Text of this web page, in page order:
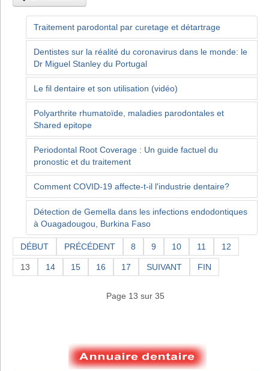
Traitement parodontal par curetage et détartrage
Dentistes sur la réalité du coronavirus dans le monde: le
Dr Miguel Stanley du Portugal
Le fil dentaire et son utilisation (vidéo)
Polyarthrite rhumatoïde, maladies parodontales et
Shared epitope
Periodontal Root Coverage : Un guide factuel du
pronostic et du traitement
Comment COVID-19 affecte-t-il l'industrie dentaire?
Détection de Gemella dans les infections endodontiques
à Ouagadougou, Burkina Faso
DÉBUT PRÉCÉDENT 8 9 10 11 12
13 14 15 16 17 SUIVANT FIN
Page 13 sur 35